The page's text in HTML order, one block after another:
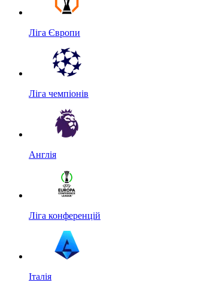
Ліга Європи
Ліга чемпіонів
Англія
Ліга конференцій
Італія